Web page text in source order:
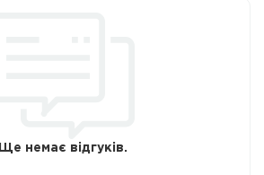
Ще немає відгуків.